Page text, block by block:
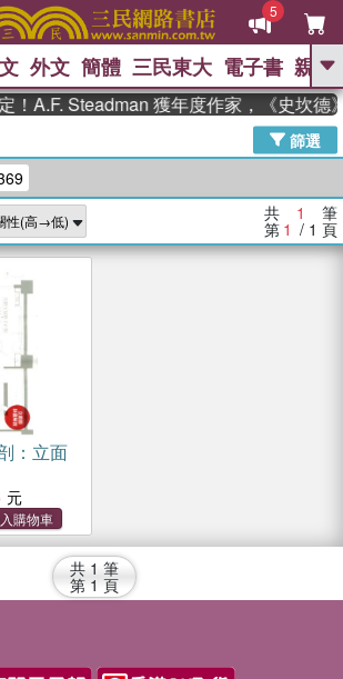
5
GO
高希均教授回憶錄
、 The Odyssey 、 父親節 、 如果歷
獎 臺灣漫遊錄 、 方念華 、 台灣的李
登輝時代
數學女孩：黎曼猜想 、
偉大的迷走神經
外文 簡體 三民東大 電子書 親子
A.F. Steadman 獲年度作家，《史坎德
篩選
共 1 筆
第 1 / 1 頁
：立面
共 1 筆
第 1 頁